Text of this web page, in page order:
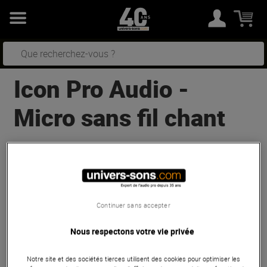
Icon Pro Audio -
Micro sans fil chant
Icon Pro Audio AirMic Solo
Conseillé :129 € 109 €
Nous respectons votre vie privée
Notre site et des sociétés tierces utilisent des cookies pour optimiser les
Continuer sans accepter